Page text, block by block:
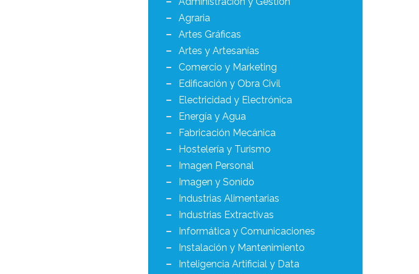
Agraria
Artes Gráficas
Artes y Artesanías
Comercio y Marketing
Edificación y Obra Civil
Electricidad y Electrónica
Energía y Agua
Fabricación Mecánica
Hostelería y Turismo
Imagen Personal
Imagen y Sonido
Industrias Alimentarias
Industrias Extractivas
Informática y Comunicaciones
Instalación y Mantenimiento
Inteligencia Artificial y Data